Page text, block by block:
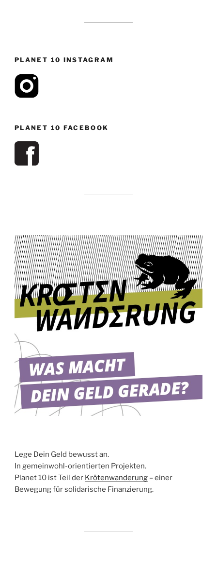
PLANET 10 INSTAGRAM
PLANET 10 FACEBOOK
Lege Dein Geld bewusst an.
In gemeinwohl-orientierten Projekten.
Planet 10 ist Teil der Krötenwanderung – einer
Bewegung für solidarische Finanzierung.